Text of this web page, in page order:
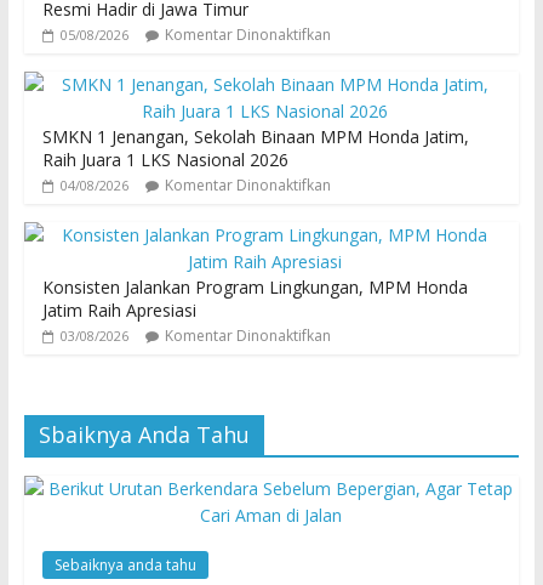
Resmi Hadir di Jawa Timur
05/08/2026 Komentar Dinonaktifkan
SMKN 1 Jenangan, Sekolah Binaan MPM Honda Jatim,
Raih Juara 1 LKS Nasional 2026
04/08/2026 Komentar Dinonaktifkan
Konsisten Jalankan Program Lingkungan, MPM Honda
Jatim Raih Apresiasi
03/08/2026 Komentar Dinonaktifkan
Sbaiknya Anda Tahu
Sebaiknya anda tahu